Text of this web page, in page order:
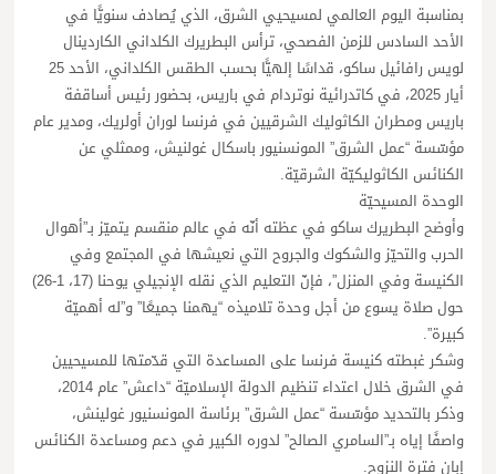
بمناسبة اليوم العالمي لمسيحيي الشرق، الذي يُصادف سنويًّا في
الأحد السادس للزمن الفصحي، ترأس البطريرك الكلداني الكاردينال
لويس رافائيل ساكو، قداسًا إلهيًّا بحسب الطقس الكلداني، الأحد 25
أيار 2025، في كاتدرائية نوتردام في باريس، بحضور رئيس أساقفة
باريس ومطران الكاثوليك الشرقيين في فرنسا لوران أولريك، ومدير عام
مؤسّسة “عمل الشرق” المونسنيور باسكال غولنيش، وممثلي عن
الكنائس الكاثوليكيّة الشرقيّة.
الوحدة المسيحيّة
وأوضح البطريرك ساكو في عظته أنّه في عالم منقسم يتميّز بـ”أهوال
الحرب والتحيّز والشكوك والجروح التي نعيشها في المجتمع وفي
الكنيسة وفي المنزل”، فإنّ التعليم الذي نقله الإنجيلي يوحنا (17، 1-26)
حول صلاة يسوع من أجل وحدة تلاميذه “يهمنا جميعًا” و”له أهميّة
كبيرة”.
وشكر غبطته كنيسة فرنسا على المساعدة التي قدّمتها للمسيحيين
في الشرق خلال اعتداء تنظيم الدولة الإسلاميّة “داعش” عام 2014،
وذكر بالتحديد مؤسّسة “عمل الشرق” برئاسة المونسنيور غولينش،
واصفًا إياه بـ”السامري الصالح” لدوره الكبير في دعم ومساعدة الكنائس
إبان فترة النزوح.